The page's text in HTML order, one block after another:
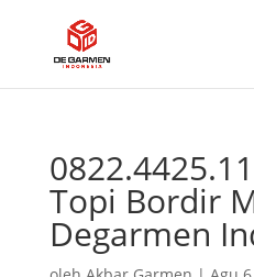
Topi Bordir
Degarmen